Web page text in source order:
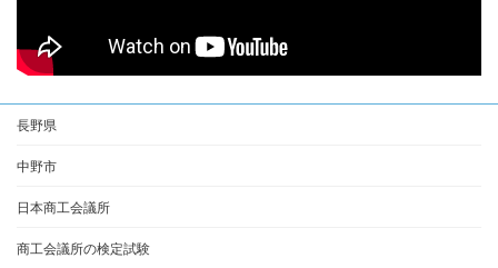
長野県
中野市
日本商工会議所
商工会議所の検定試験